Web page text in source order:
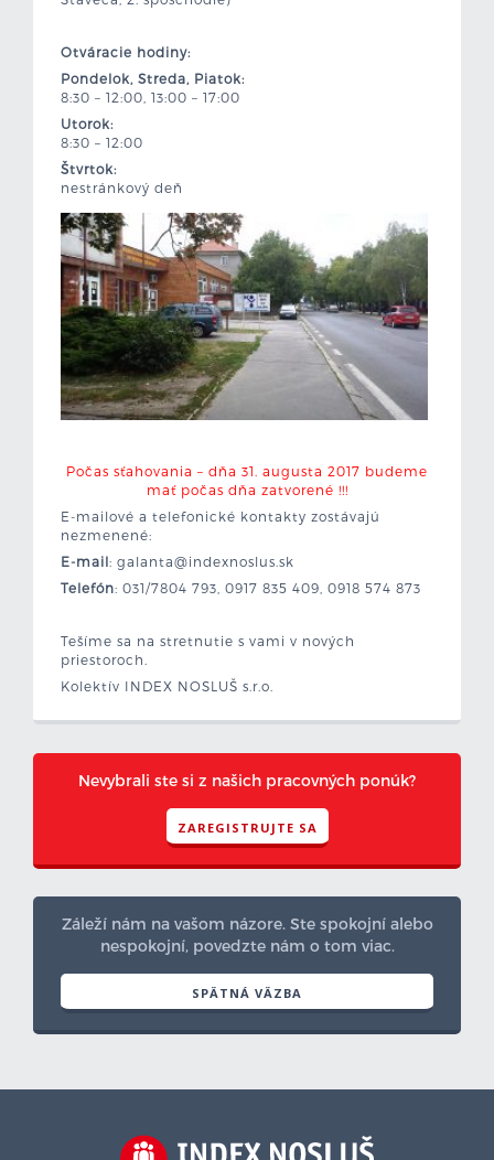
Otváracie hodiny:
Pondelok, Streda, Piatok:
8:30 – 12:00, 13:00 – 17:00
Utorok:
8:30 – 12:00
Štvrtok:
nestránkový deň
Počas sťahovania – dňa 31. augusta 2017 budeme
mať počas dňa zatvorené !!!
E-mailové a telefonické kontakty zostávajú
nezmenené:
E-mail: galanta@indexnoslus.sk
Telefón: 031/7804 793, 0917 835 409, 0918 574 873
Tešíme sa na stretnutie s vami v nových
priestoroch.
Kolektív INDEX NOSLUŠ s.r.o.
Nevybrali ste si z našich pracovných ponúk?
ZAREGISTRUJTE SA
Záleží nám na vašom názore. Ste spokojní alebo
nespokojní, povedzte nám o tom viac.
SPÄTNÁ VÄZBA